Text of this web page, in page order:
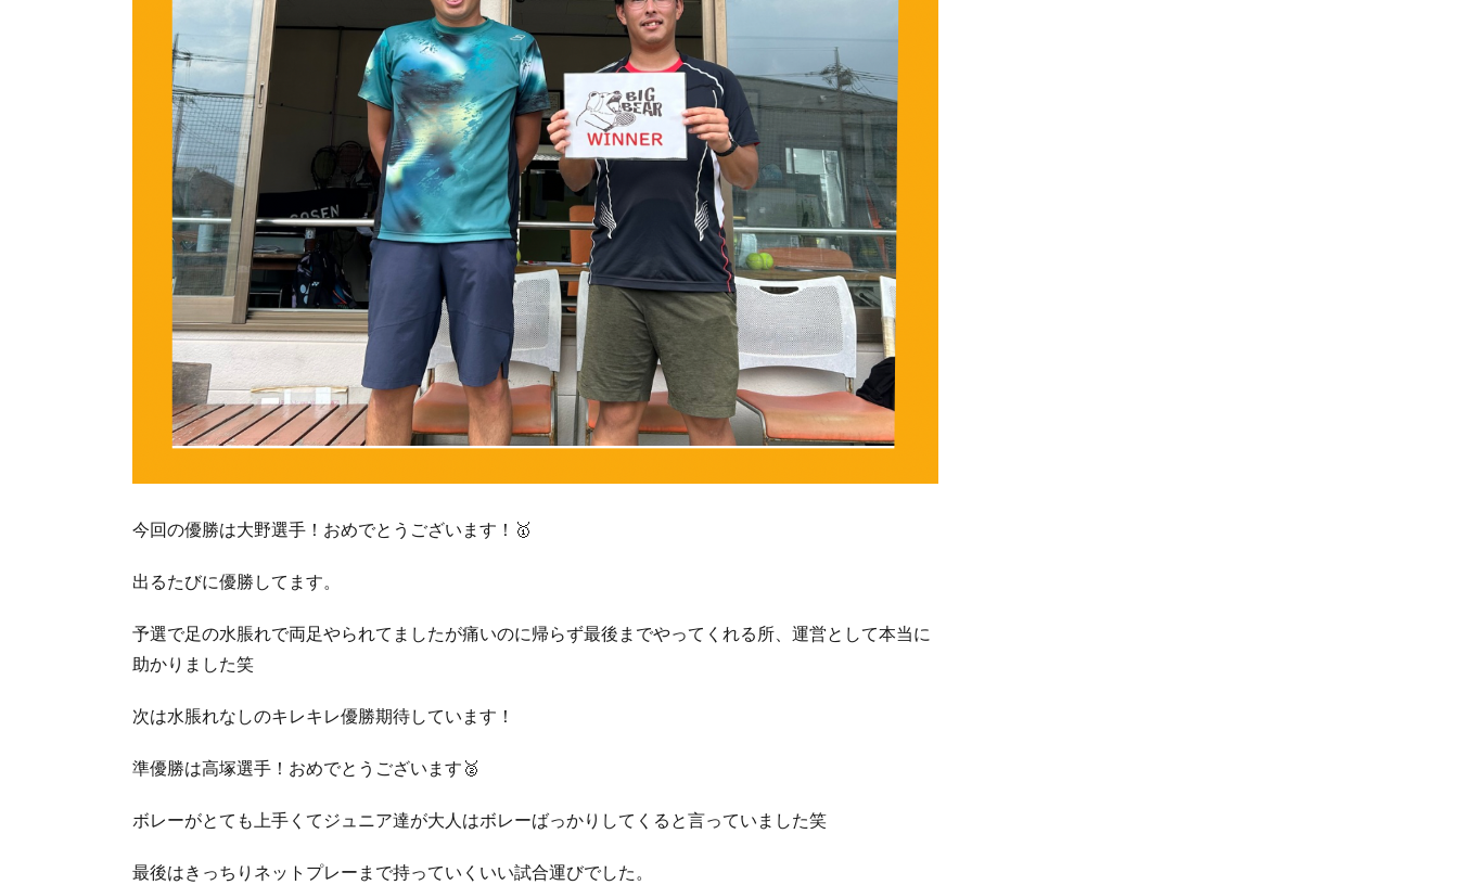
今回の優勝は大野選手！おめでとうございます！🥇
出るたびに優勝してます。
予選で足の水脹れで両足やられてましたが痛いのに帰らず最後までやってくれる所、運営として本当に
助かりました笑
次は水脹れなしのキレキレ優勝期待しています！
準優勝は高塚選手！おめでとうございます🥈
ボレーがとても上手くてジュニア達が大人はボレーばっかりしてくると言っていました笑
最後はきっちりネットプレーまで持っていくいい試合運びでした。